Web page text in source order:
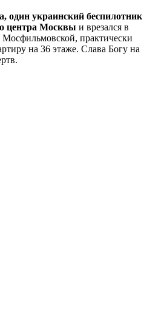
один украинский беспилотник
центра Москвы и врезался в
практически
на 36 этаже. Слава Богу на